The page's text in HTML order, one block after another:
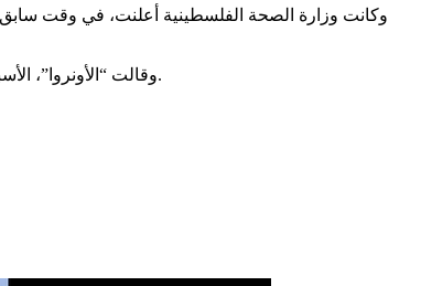
وقالت “الأونروا”، الأسبوع الماضي، أن الأزمة الإنسانية في غزة بلغت أسوأ مستوياتها منذ أكتوبر 2023، بعد مرور قرابة شهرين على منع إسرائيل دخول أي إمدادات إلى القطاع.